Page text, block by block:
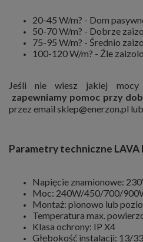
20-45 W/m? - Dom
50-70 W/m? - Dobrze
75-95 W/m? - Średnio
100-120 W/m? - Źle
Jeśli nie wiesz jakiej mocy
zapewniamy pomoc przy
przez email sklep@enerzon.pl
Parametry techniczne LAVA
Napięcie znamionowe:
Moc: 240W/450/700/
Montaż: pionowo lub
Temperatura max.
Klasa ochrony: IP X4
Głębokość instalacji: 13/